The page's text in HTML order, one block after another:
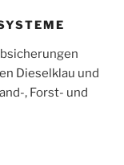
Dieselklau und
, Forst- und